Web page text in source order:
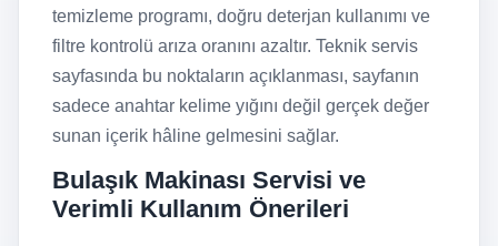
temizleme programı, doğru deterjan kullanımı ve
filtre kontrolü arıza oranını azaltır. Teknik servis
sayfasında bu noktaların açıklanması, sayfanın
sadece anahtar kelime yığını değil gerçek değer
sunan içerik hâline gelmesini sağlar.
Bulaşık Makinası Servisi ve
Verimli Kullanım Önerileri